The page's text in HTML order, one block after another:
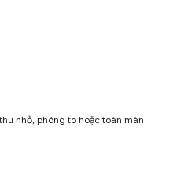
nhỏ, phóng to hoặc toàn màn